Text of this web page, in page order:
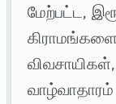
மேற்பட்ட,